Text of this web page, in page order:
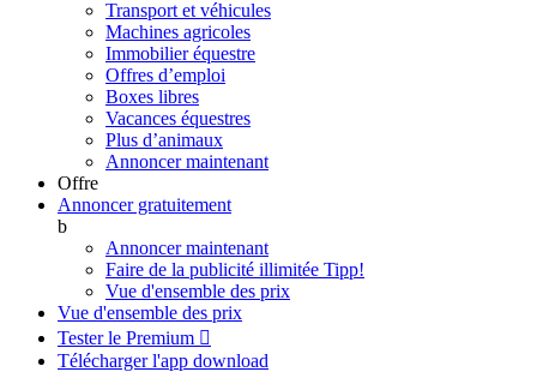
Transport et véhicules
Machines agricoles
Immobilier équestre
Offres d’emploi
Boxes libres
Vacances équestres
Plus d’animaux
Annoncer maintenant
Offre
Annoncer gratuitement
b
Annoncer maintenant
Faire de la publicité illimitée Tipp!
Vue d'ensemble des prix
Vue d'ensemble des prix
Tester le Premium 
Télécharger l'app download